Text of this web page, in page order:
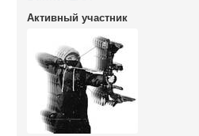
Активный участник